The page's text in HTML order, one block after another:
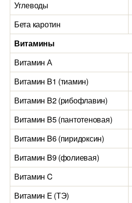
Углеводы
Бета каротин
Витамины
Витамин А
Витамин B1 (тиамин)
Витамин B2 (рибофлавин)
Витамин B5 (пантотеновая)
Витамин B6 (пиридоксин)
Витамин B9 (фолиевая)
Витамин C
Витамин E (ТЭ)